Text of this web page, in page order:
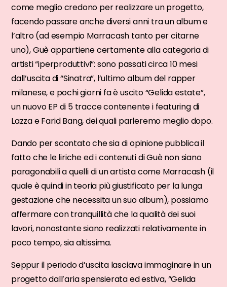
come meglio credono per realizzare un progetto,
facendo passare anche diversi anni tra un album e
l’altro (ad esempio Marracash tanto per citarne
uno), Guè appartiene certamente alla categoria di
artisti “iperproduttivi”: sono passati circa 10 mesi
dall’uscita di “Sinatra”, l’ultimo album del rapper
milanese, e pochi giorni fa è uscito “Gelida estate”,
un nuovo EP di 5 tracce contenente i featuring di
Lazza e Farid Bang, dei quali parleremo meglio dopo.
Dando per scontato che sia di opinione pubblica il
fatto che le liriche ed i contenuti di Guè non siano
paragonabili a quelli di un artista come Marracash (il
quale è quindi in teoria più giustificato per la lunga
gestazione che necessita un suo album), possiamo
affermare con tranquillità che la qualità dei suoi
lavori, nonostante siano realizzati relativamente in
poco tempo, sia altissima.
Seppur il periodo d’uscita lasciava immaginare in un
progetto dall’aria spensierata ed estiva, “Gelida